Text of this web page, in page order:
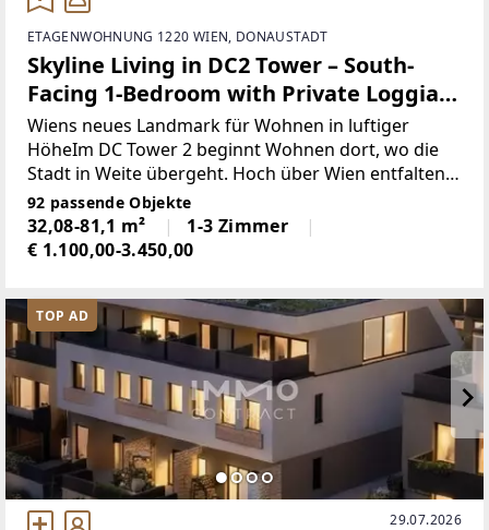
ETAGENWOHNUNG 1220 WIEN, DONAUSTADT
Skyline Living in DC2 Tower – South-
Facing 1-Bedroom with Private Loggia
DC2
Wiens neues Landmark für Wohnen in luftiger
HöheIm DC Tower 2 beginnt Wohnen dort, wo die
Stadt in Weite übergeht. Hoch über Wien entfalten
sich exklusive Wohnungen mit einem Panorama,
das seinesgleichen sucht: Der Blick schweift über
die Skyline,
92 passende Objekte
32,08-81,1 m²
1-3 Zimmer
€ 1.100,00-3.450,00
TOP AD
29.07.2026